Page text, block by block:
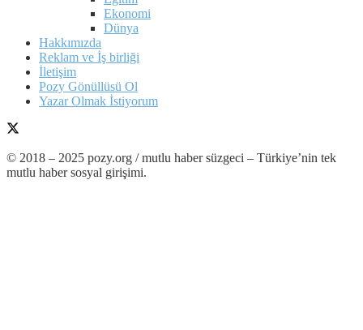
Ekonomi
Dünya
Hakkımızda
Reklam ve İş birliği
İletişim
Pozy Gönüllüsü Ol
Yazar Olmak İstiyorum
© 2018 – 2025 pozy.org / mutlu haber süzgeci – Türkiye’nin tek
mutlu haber sosyal girişimi.